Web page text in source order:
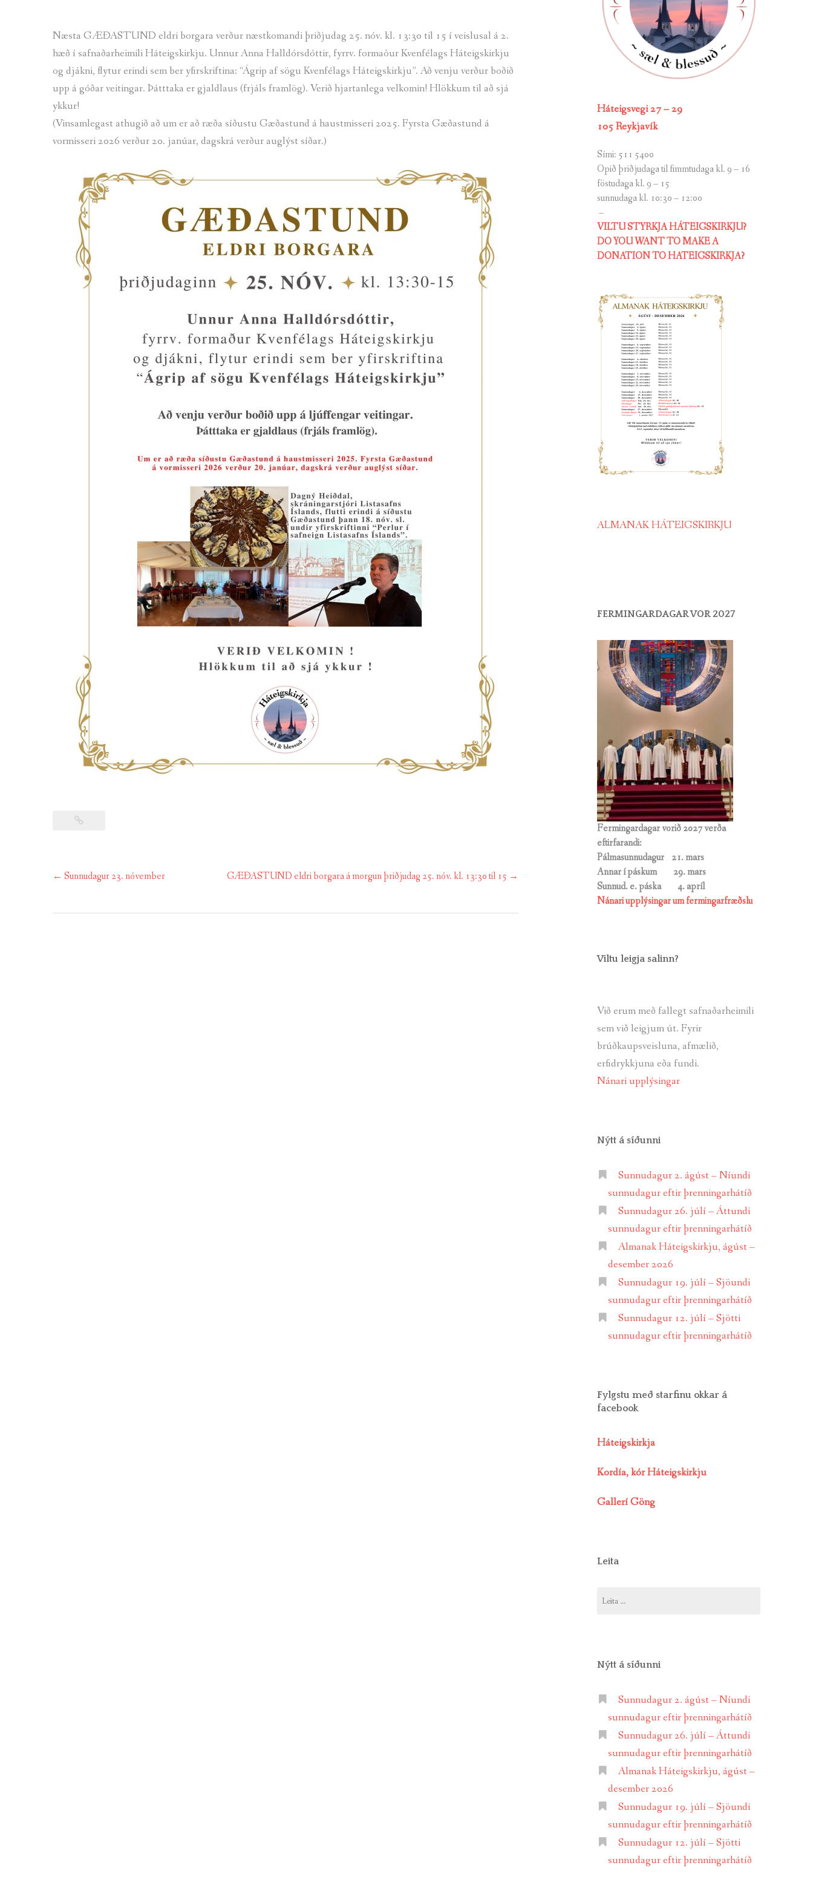
Næsta GÆÐASTUND eldri borgara verður næstkomandi þriðjudag 25. nóv. kl. 13:30 til 15 í veislusal á 2.
hæð í safnaðarheimili Háteigskirkju. Unnur Anna Halldórsdóttir, fyrrv. formaõur Kvenfélags Háteigskirkju
og djákni, flytur erindi sem ber yfirskriftina: “Ágrip af sögu Kvenfélags Háteigskirkju”. Að venju verður boðið
upp á góðar veitingar. Þátttaka er gjaldlaus (frjáls framlög). Verið hjartanlega velkomin! Hlökkum til að sjá
ykkur!
(Vinsamlegast athugið að um er að ræða síðustu Gæðastund á haustmisseri 2025. Fyrsta Gæðastund á
vormisseri 2026 verður 20. janúar, dagskrá verður auglýst síðar.)
Post
← Sunnudagur 23. nóvember GÆÐASTUND eldri borgara á morgun þriðjudag 25. nóv. kl. 13:30 til 15 →
Háteigsvegi 27 – 29
105 Reykjavík
Sími: 511 5400
Opið þriðjudaga til fimmtudaga kl. 9 – 16
föstudaga kl. 9 – 15
sunnudaga kl. 10:30 – 12:00
–
VILTU STYRKJA HÁTEIGSKIRKJU?
DO YOU WANT TO MAKE A
DONATION TO HATEIGSKIRKJA?
ALMANAK HÁTEIGSKIRKJU
FERMINGARDAGAR VOR 2027
Fermingardagar vorið 2027 verða
eftirfarandi:
Pálmasunnudagur 21. mars
Annar í páskum 29. mars
Sunnud. e. páska 4. apríl
Nánari upplýsingar um fermingarfræðslu
Viltu leigja salinn?
Við erum með fallegt safnaðarheimili
sem við leigjum út. Fyrir
brúðkaupsveisluna, afmælið,
erfidrykkjuna eða fundi.
Nánari upplýsingar
Nýtt á síðunni
Sunnudagur 2. ágúst – Níundi
sunnudagur eftir þrenningarhátíð
Sunnudagur 26. júlí – Áttundi
sunnudagur eftir þrenningarhátíð
Almanak Háteigskirkju, ágúst –
desember 2026
Sunnudagur 19. júlí – Sjöundi
sunnudagur eftir þrenningarhátíð
Sunnudagur 12. júlí – Sjötti
sunnudagur eftir þrenningarhátíð
Fylgstu með starfinu okkar á
facebook
Háteigskirkja
Kordía, kór Háteigskirkju
Gallerí Göng
Leita
að:
Nýtt á síðunni
Sunnudagur 2. ágúst – Níundi
sunnudagur eftir þrenningarhátíð
Sunnudagur 26. júlí – Áttundi
sunnudagur eftir þrenningarhátíð
Almanak Háteigskirkju, ágúst –
desember 2026
Sunnudagur 19. júlí – Sjöundi
sunnudagur eftir þrenningarhátíð
Sunnudagur 12. júlí – Sjötti
sunnudagur eftir þrenningarhátíð